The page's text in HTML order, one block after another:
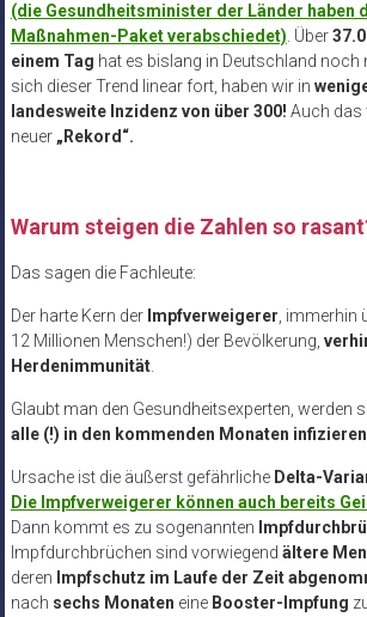
(die Gesundheitsminister der Länder haben
Maßnahmen-Paket verabschiedet). Über
einem Tag hat es bislang in Deutschland noch
sich dieser Trend linear fort, haben wir in
landesweite Inzidenz von über 300! Auch das
neuer „Rekord“.
Warum steigen die Zahlen so
Das sagen die Fachleute:
Der harte Kern der Impfverweigerer, immerhin
12 Millionen Menschen!) der Bevölkerung,
Herdenimmunität.
Glaubt man den Gesundheitsexperten, werden
alle (!) in den kommenden Monaten infizieren
Ursache ist die äußerst gefährliche Delta-
Die Impfverweigerer können auch bereits
Dann kommt es zu sogenannten
Impfdurchbrüchen sind vorwiegend ältere
deren Impfschutz im Laufe der Zeit
nach sechs Monaten eine Booster-Impfung